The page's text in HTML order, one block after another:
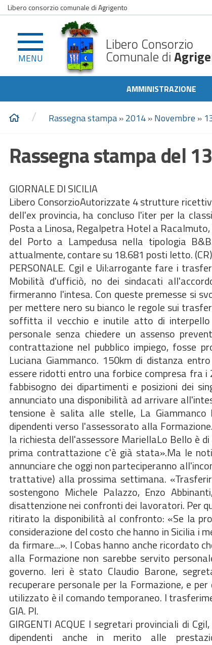
Libero consorzio comunale di Agrigento
MENU
Libero Consorzio
Comunale di
AMMINISTRAZIONE
/ Rassegna stampa»2014»Novembre »
Rassegna stampa del
GIORNALE DI SICILIA
Libero ConsorzioAutorizzate 4 strutture
dell'ex provincia, ha concluso l'iter per la
Posta a Linosa, Regalpetra Hotel a
del Porto a Lampedusa nella tipologia
attualmente, contare su 18.681 posti letto. (CR)
PERSONALE. Cgil e Uil:arrogante fare i
Mobilità d'ufficiò, no dei sindacati
firmeranno l'intesa. Con queste premesse si
per mettere nero su bianco le regole sui
soffitta il vecchio e inutile atto di interpello
personale senza chiedere un assenso
contrattazione nel pubblico impiego, fosse
Luciana Giammanco. 150km di distanza
essere ridotti entro una forbice compresa fra
fabbisogno dei dipartimenti e posizioni dei
annunciato una disponibilità ad arrivare
tensione è salita alle stelle, La
dipendenti verso l'assessorato alla
la richiesta dell'assessore MariellaLo Bello è
prima contrattazione c'è già stata».Ma le
annunciare che oggi non parteciperanno
trattative) alla prossima settimana.
sostengono Michele Palazzo, Enzo
disattenzione nei confronti dei lavoratori. Per
ritirato la disponibilità al confronto: «Se la
considerazione del costo che hanno in Sicilia i
da firmare...». I Cobas hanno anche ricordato
alla Formazione non sarebbe servito
governo. Ieri è stato Claudio Barone,
recuperare personale per la Formazione, e
utilizzato è il comando temporaneo. I
GIA. PI.
GIRGENTI ACQUE I segretari provinciali di
dipendenti anche in merito alle